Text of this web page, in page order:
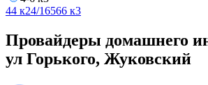
44 к24/16566 к3
Провайдеры домашнего
ул Горького, Жуковский